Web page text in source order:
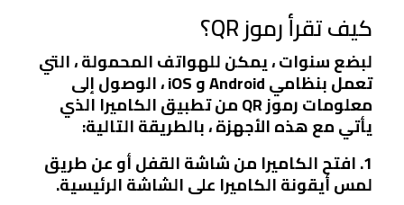
كيف تقرأ رموز QR؟
لبضع سنوات ، يمكن للهواتف المحمولة ، التي
تعمل بنظامي Android و iOS ، الوصول إلى
معلومات رموز QR من تطبيق الكاميرا الذي
يأتي مع هذه الأجهزة ، بالطريقة التالية:
1. افتح الكاميرا من شاشة القفل أو عن طريق
لمس أيقونة الكاميرا على الشاشة الرئيسية.